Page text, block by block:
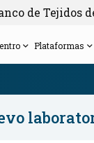
de Tejidos
Plataformas